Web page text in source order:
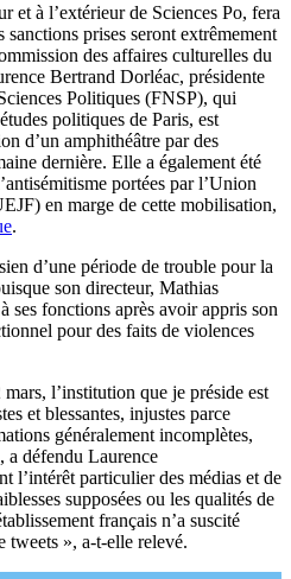
et à l’extérieur de Sciences Po, fera
prises seront extrêmement
des affaires culturelles du
Bertrand Dorléac, présidente
Politiques (FNSP), qui
politiques de Paris, est
d’un amphithéâtre par des
dernière. Elle a également été
portées par l’Union
en marge de cette mobilisation,
.
d’une période de trouble pour la
son directeur, Mathias
ses fonctions après avoir appris son
pour des faits de violences
l’institution que je préside est
et blessantes, injustes parce
généralement incomplètes,
a défendu Laurence
l’intérêt particulier des médias et de
supposées ou les qualités de
français n’a suscité
tweets », a-t-elle relevé.